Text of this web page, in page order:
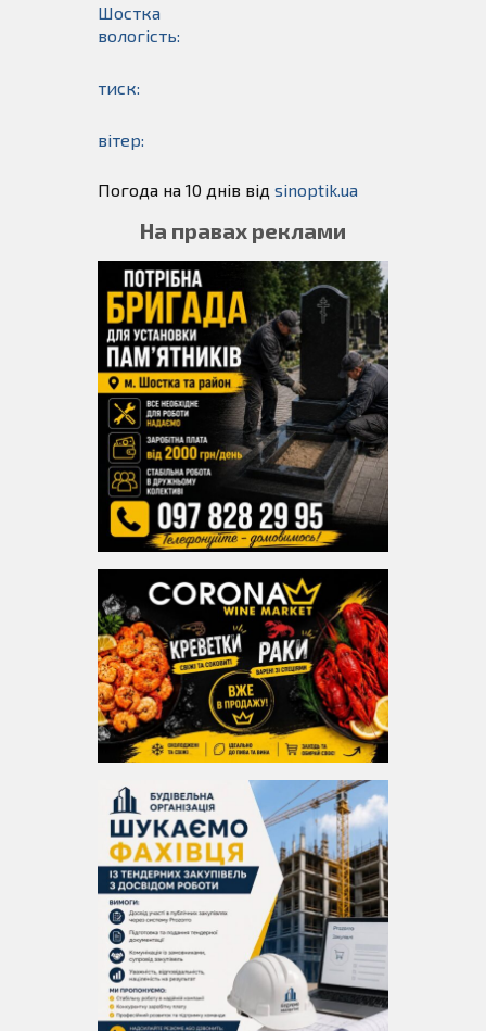
Шостка
вологість:
тиск:
вітер:
Погода на 10 днів від sinoptik.ua
На правах реклами